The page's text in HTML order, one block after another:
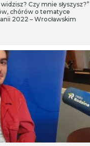
Czy mnie słyszysz?”
chórów o tematyce
2022 – Wrocławskim